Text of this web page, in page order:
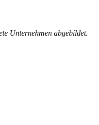
Unternehmen abgebildet.